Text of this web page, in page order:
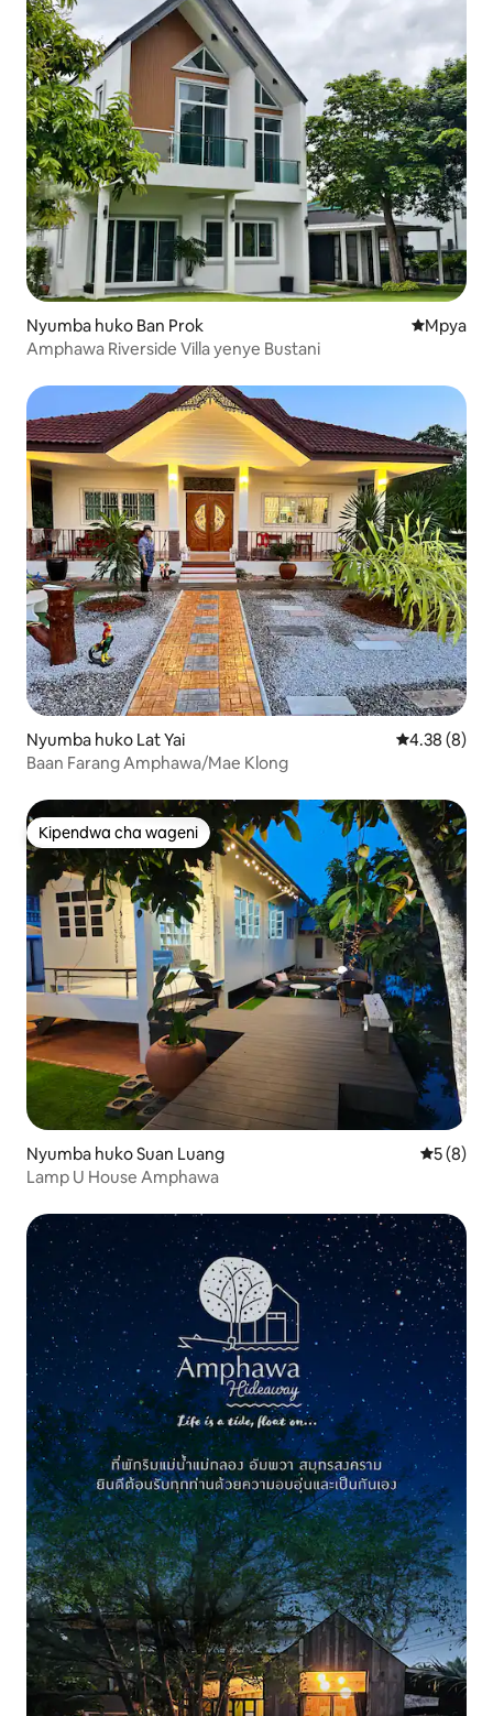
Nyumba huko Ban Prok Eneo jipya
Mpya
Amphawa Riverside Villa yenye Bustani
Nyumba huko Lat Yai Ukadiriaji
4.38 (8)
Baan Farang Amphawa/Mae Klong
Kipendwa cha wageni
Kipendwa cha wageni
Nyumba huko Suan Luang
5 (8)
Lamp U House Amphawa